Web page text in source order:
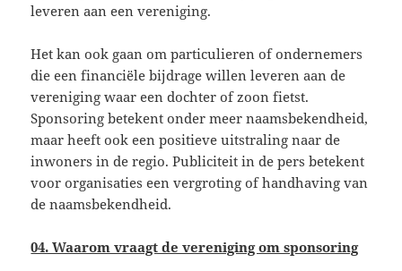
leveren aan een vereniging.
Het kan ook gaan om particulieren of ondernemers
die een financiële bijdrage willen leveren aan de
vereniging waar een dochter of zoon fietst.
Sponsoring betekent onder meer naamsbekendheid,
maar heeft ook een positieve uitstraling naar de
inwoners in de regio. Publiciteit in de pers betekent
voor organisaties een vergroting of handhaving van
de naamsbekendheid.
04. Waarom vraagt de vereniging om sponsoring